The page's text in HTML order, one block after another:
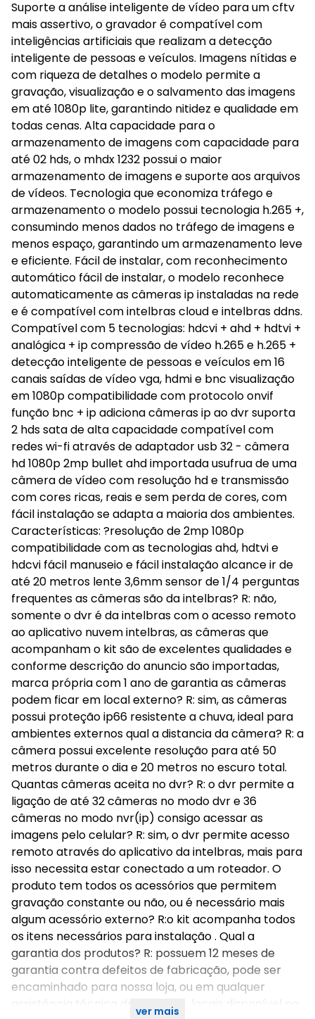
Suporte a análise inteligente de vídeo para um cftv
mais assertivo, o gravador é compatível com
inteligências artificiais que realizam a detecção
inteligente de pessoas e veículos. Imagens nítidas e
com riqueza de detalhes o modelo permite a
gravação, visualização e o salvamento das imagens
em até 1080p lite, garantindo nitidez e qualidade em
todas cenas. Alta capacidade para o
armazenamento de imagens com capacidade para
até 02 hds, o mhdx 1232 possui o maior
armazenamento de imagens e suporte aos arquivos
de vídeos. Tecnologia que economiza tráfego e
armazenamento o modelo possui tecnologia h.265 +,
consumindo menos dados no tráfego de imagens e
menos espaço, garantindo um armazenamento leve
e eficiente. Fácil de instalar, com reconhecimento
automático fácil de instalar, o modelo reconhece
automaticamente as câmeras ip instaladas na rede
e é compatível com intelbras cloud e intelbras ddns.
Compatível com 5 tecnologias: hdcvi + ahd + hdtvi +
analógica + ip compressão de vídeo h.265 e h.265 +
detecção inteligente de pessoas e veículos em 16
canais saídas de vídeo vga, hdmi e bnc visualização
em 1080p compatibilidade com protocolo onvif
função bnc + ip adiciona câmeras ip ao dvr suporta
2 hds sata de alta capacidade compatível com
redes wi-fi através de adaptador usb 32 - câmera
hd 1080p 2mp bullet ahd importada usufrua de uma
câmera de vídeo com resolução hd e transmissão
com cores ricas, reais e sem perda de cores, com
fácil instalação se adapta a maioria dos ambientes.
Características: ?resolução de 2mp 1080p
compatibilidade com as tecnologias ahd, hdtvi e
hdcvi fácil manuseio e fácil instalação alcance ir de
até 20 metros lente 3,6mm sensor de 1/4 perguntas
frequentes as câmeras são da intelbras? R: não,
somente o dvr é da intelbras com o acesso remoto
ao aplicativo nuvem intelbras, as câmeras que
acompanham o kit são de excelentes qualidades e
conforme descrição do anuncio são importadas,
marca própria com 1 ano de garantia as câmeras
podem ficar em local externo? R: sim, as câmeras
possui proteção ip66 resistente a chuva, ideal para
ambientes externos qual a distancia da câmera? R: a
câmera possui excelente resolução para até 50
metros durante o dia e 20 metros no escuro total.
Quantas câmeras aceita no dvr? R: o dvr permite a
ligação de até 32 câmeras no modo dvr e 36
câmeras no modo nvr(ip) consigo acessar as
imagens pelo celular? R: sim, o dvr permite acesso
remoto através do aplicativo da intelbras, mais para
isso necessita estar conectado a um roteador. O
produto tem todos os acessórios que permitem
gravação constante ou não, ou é necessário mais
algum acessório externo? R:o kit acompanha todos
os itens necessários para instalação . Qual a
garantia dos produtos? R: possuem 12 meses de
garantia contra defeitos de fabricação, pode ser
encaminhado para nossa loja, ou em qualquer
assistência técnica da intelbras, locais disponível no
ver mais